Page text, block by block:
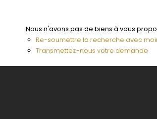
Nous n'avons pas de biens à vous
Re-soumettre la recherche avec
Transmettez-nous votre demande